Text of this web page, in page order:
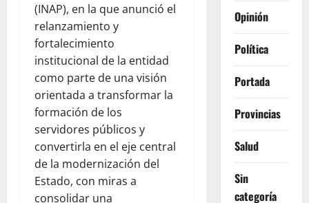
(INAP), en la que anunció el
relanzamiento y
fortalecimiento
institucional de la entidad
como parte de una visión
orientada a transformar la
formación de los
servidores públicos y
convertirla en el eje central
de la modernización del
Estado, con miras a
consolidar una
Opinión
Política
Portada
Provincias
Salud
Sin
categoría